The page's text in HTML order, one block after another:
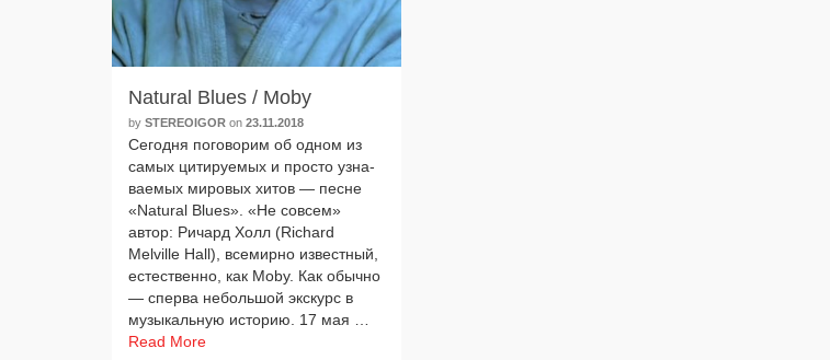
Natural Blues / Moby
by STEREOIGOR on 23.11.2018
Сегодня пого­во­рим об одном из
самых цити­ру­е­мых и про­сто узна­
ва­е­мых миро­вых хитов — песне
«Natural Blues». «Не совсем»
автор: Ричард Холл (Richard
Melville Hall), все­мир­но извест­ный,
есте­ствен­но, как Moby. Как обыч­но
— спер­ва неболь­шой экс­курс в
музы­каль­ную исто­рию. 17 мая …
Read More